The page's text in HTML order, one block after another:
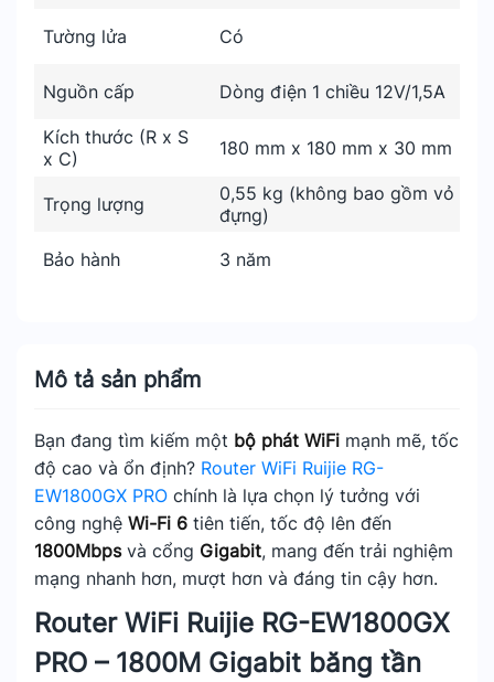
Mô tả sản phẩm
Bạn đang tìm kiếm một bộ phát WiFi mạnh mẽ, tốc
độ cao và ổn định? Router WiFi Ruijie RG-
EW1800GX PRO chính là lựa chọn lý tưởng với
công nghệ Wi-Fi 6 tiên tiến, tốc độ lên đến
1800Mbpsvà cổng Gigabit, mang đến trải nghiệm
mạng nhanh hơn, mượt hơn và đáng tin cậy hơn.
Router WiFi Ruijie RG-EW1800GX
PRO – 1800M Gigabit băng tần
Tường lửa Có
Nguồn cấp Dòng điện 1 chiều 12V/1,5A
Kích thước (R x S
x C)
180 mm x 180 mm x 30 mm
Trọng lượng
0,55 kg (không bao gồm vỏ
đựng)
Bảo hành
3 năm